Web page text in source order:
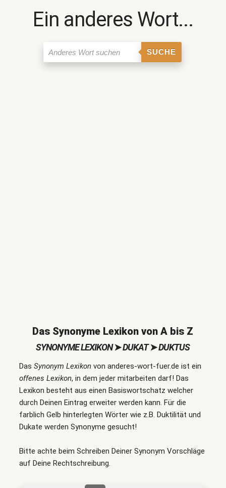
Ein anderes Wort...
SUCHE
Das Synonyme Lexikon von A bis Z
SYNONYME LEXIKON➤DUKAT➤DUKTUS
Das Synonym Lexikonvon anderes-wort-fuer.de ist ein
offenes Lexikon, in dem jeder mitarbeiten darf! Das
Lexikon besteht aus einen Basiswortschatz welcher
durch Deinen Eintrag erweiter werden kann. Für die
farblich Gelb hinterlegten Wörter wie z.B. Duktilität und
Dukate werden Synonyme gesucht!
Bitte achte beim Schreiben Deiner Synonym Vorschläge
auf Deine Rechtschreibung.